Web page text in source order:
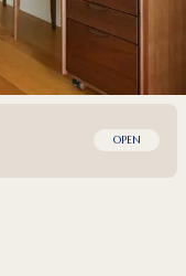
OPEN